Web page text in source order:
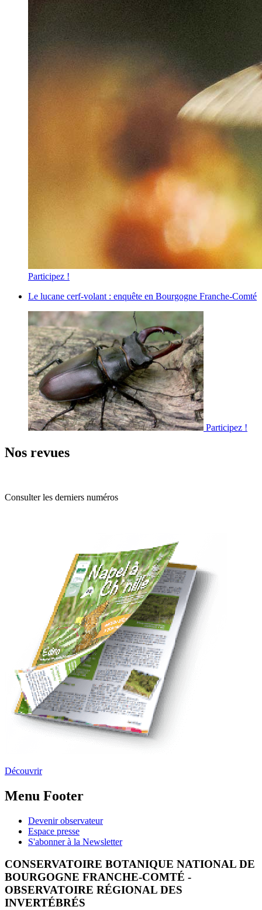
Participez !
Le lucane cerf-volant : enquête en Bourgogne Franche-Comté
Participez !
Nos revues
Consulter les derniers numéros
Découvrir
Menu Footer
Devenir observateur
Espace presse
S'abonner à la Newsletter
CONSERVATOIRE BOTANIQUE NATIONAL DE
BOURGOGNE FRANCHE-COMTÉ -
OBSERVATOIRE RÉGIONAL DES
INVERTÉBRÉS